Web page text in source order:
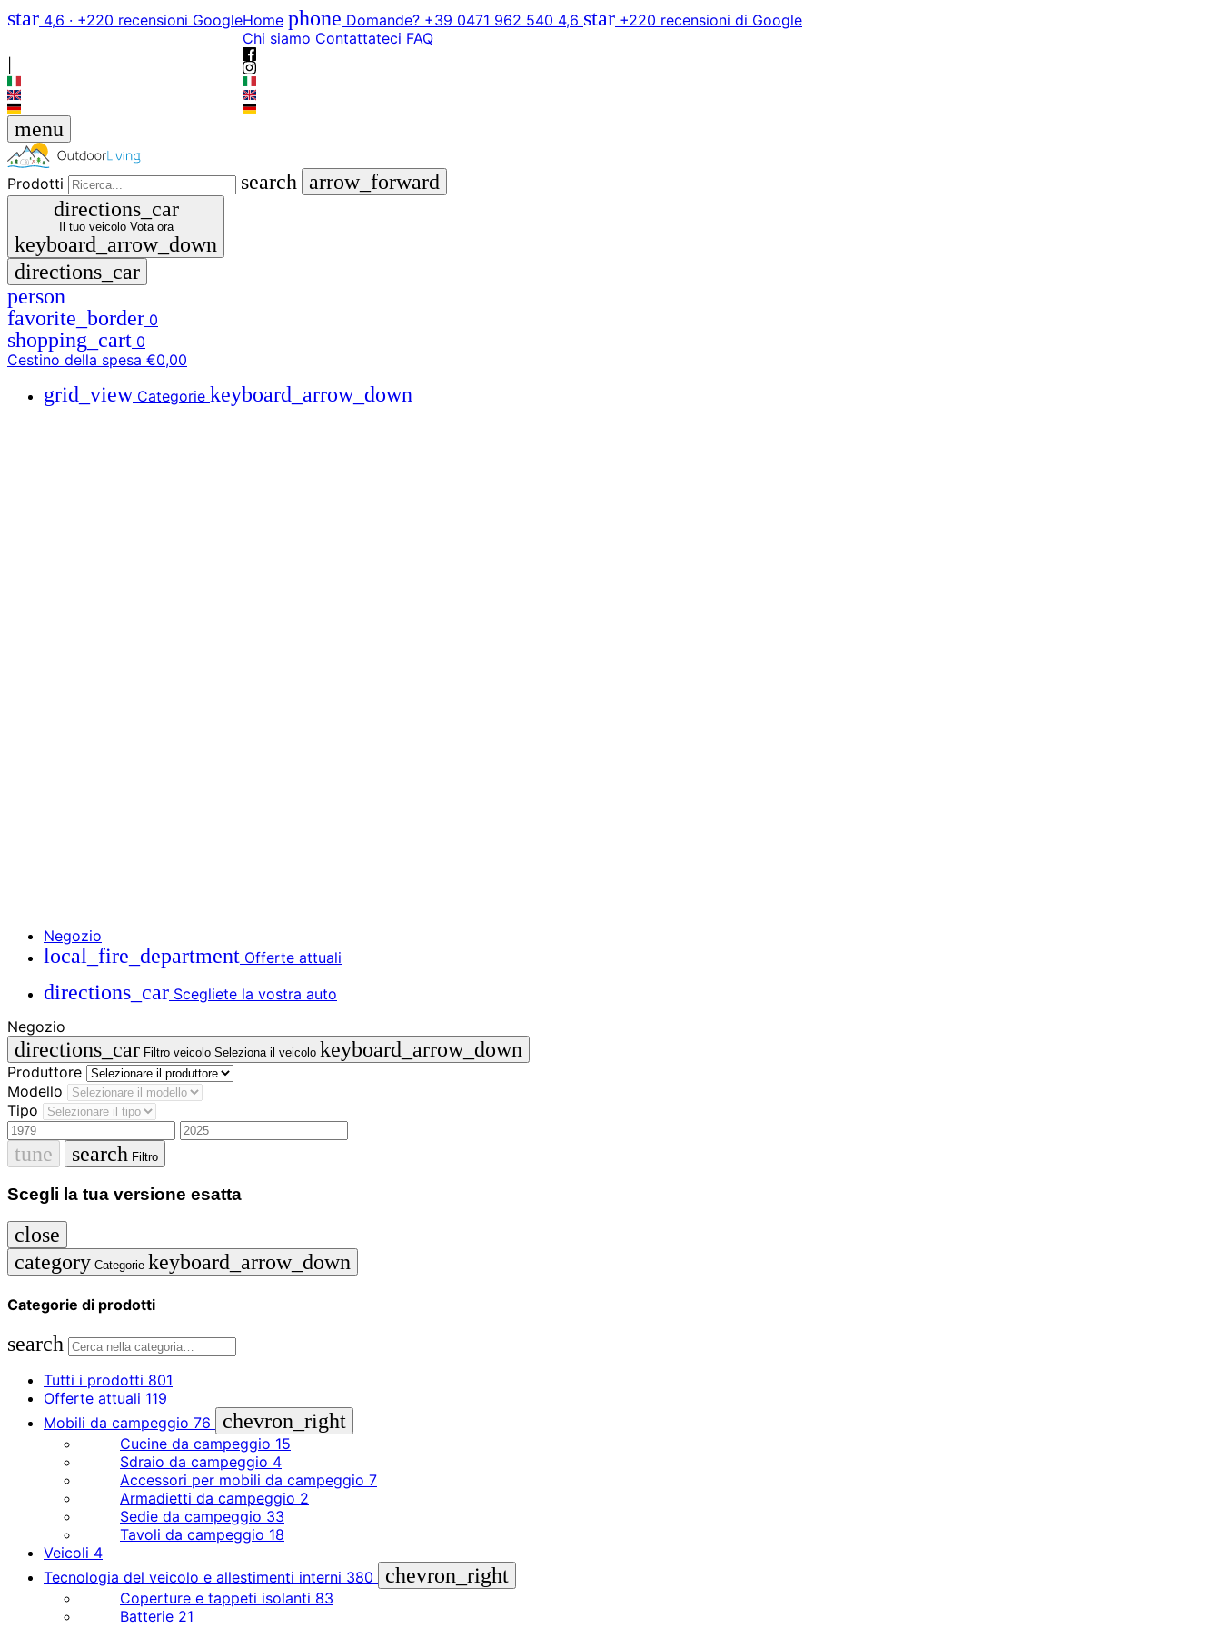
star 4,6 · +220 recensioni GoogleHome phone Domande? +39 0471 962 540 4,6 star +220 recensioni di Google
Chi siamo Contattateci FAQ
menu
Prodotti search arrow_forward
directions_car
Il tuo veicolo Vota ora
keyboard_arrow_down
directions_car
person
favorite_border 0
shopping_cart 0
Cestino della spesa €0,00
grid_viewCategorie keyboard_arrow_down
Negozio
local_fire_department Offerte attuali
directions_car Scegliete la vostra auto
Negozio
directions_car Filtro veicolo Seleziona il veicolo keyboard_arrow_down
Produttore
Modello
Tipo
tune search Filtro
Scegli la tua versione esatta
close
category Categorie keyboard_arrow_down
Categorie di prodotti
search
Tutti i prodotti 801
Offerte attuali 119
Mobili da campeggio 76 chevron_right
Cucine da campeggio 15
Sdraio da campeggio 4
Accessori per mobili da campeggio 7
Armadietti da campeggio 2
Sedie da campeggio 33
Tavoli da campeggio 18
Veicoli 4
Tecnologia del veicolo e allestimenti interni 380 chevron_right
Coperture e tappeti isolanti 83
Batterie 21